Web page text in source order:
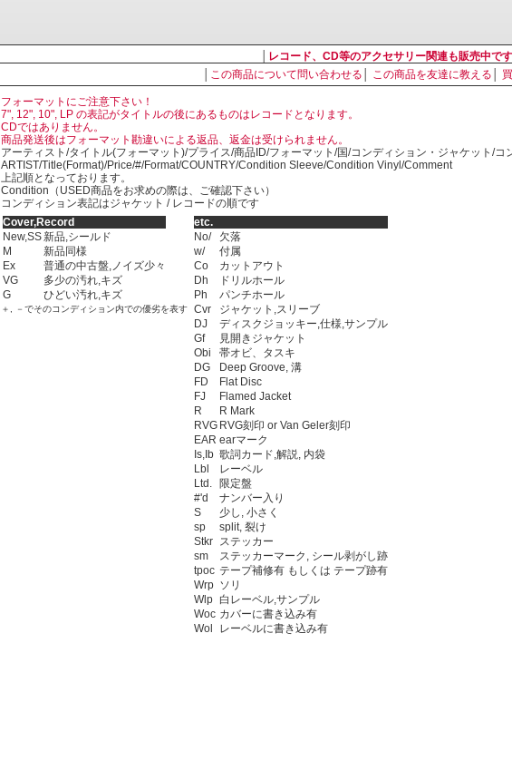
レコード、CD等のアクセサリー関連も販売中です
この商品について問い合わせる この商品を友達に教える
フォーマットにご注意下さい！
7", 12", 10", LP の表記がタイトルの後にあるものはレコードとなります。
CDではありません。
商品発送後はフォーマット勘違いによる返品、返金は受けられません。
アーティスト/タイトル(フォーマット)/プライス/商品ID/フォーマット/国/コンディション・ジャケット/コ
ARTIST/Title(Format)/Price/#/Format/COUNTRY/Condition Sleeve/Condition Vinyl/Comment
上記順となっております。
Condition（USED商品をお求めの際は、ご確認下さい）
コンディション表記はジャケット / レコードの順です
Cover,Record
New,SS新品,シールド
M
新品同様
Ex
普通の中古盤,ノイズ少々
VG
多少の汚れ,キズ
G
ひどい汚れ,キズ
＋, －でそのコンディション内での優劣を表す
etc.
No/
欠落
w/
付属
Co
カットアウト
Dh
ドリルホール
Ph
パンチホール
Cvr
ジャケット,スリーブ
DJ
ディスクジョッキー,仕様,サンプル
Gf
見開きジャケット
Obi
帯オビ、タスキ
DG
Deep Groove, 溝
FD
Flat Disc
FJ
Flamed Jacket
R
R Mark
RVG RVG刻印 or Van Geler刻印
EAR earマーク
Is,Ib 歌詞カード,解説, 内袋
Lbl
レーベル
Ltd.
限定盤
#'d
ナンバー入り
S
少し, 小さく
sp
split, 裂け
Stkr ステッカー
sm
ステッカーマーク, シール剥がし跡
tpoc テープ補修有 もしくは テープ跡有
Wrp ソリ
Wlp 白レーベル,サンプル
Woc カバーに書き込み有
Wol
レーベルに書き込み有